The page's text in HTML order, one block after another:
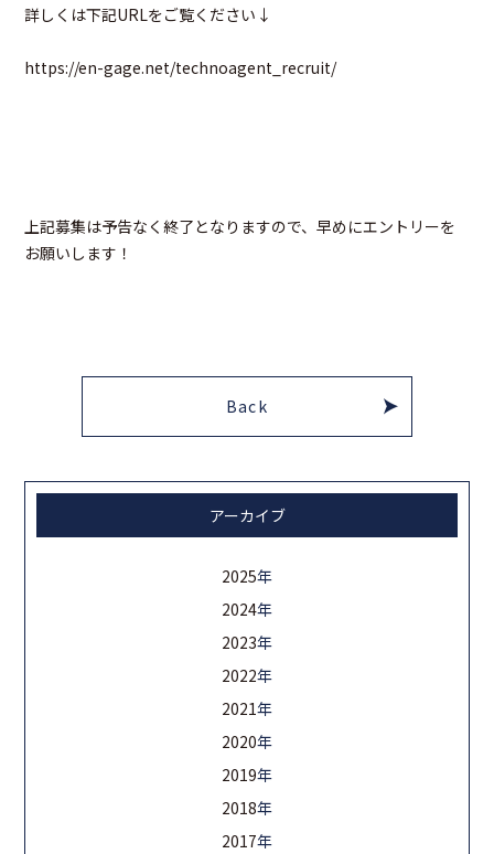
詳しくは下記URLをご覧ください↓
https://en-gage.net/technoagent_recruit/
上記募集は予告なく終了となりますので、早めにエントリーを
お願いします！
Back
アーカイブ
2025年
2024年
2023年
2022年
2021年
2020年
2019年
2018年
2017年